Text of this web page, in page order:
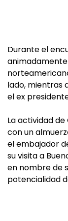
Durante el
lado, mientras
el ex
La actividad
con un
el embajador
su visita a
en nombre de
potencialidad